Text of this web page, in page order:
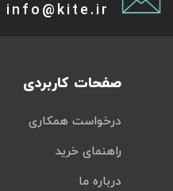
info@kite.ir
صفحات کاربردی
درخواست همکاری
راهنمای خرید
درباره ما